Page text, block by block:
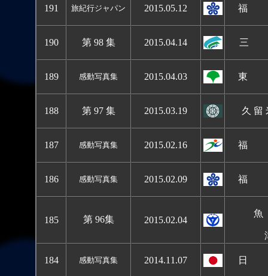
191 旅紀行ジャパン 2015.05.12 福
190 第 98 集 2015.04.14 三
189 感動写真集 2015.04.03 東
188 第 97 集 2015.03.19 久 留
187 感動写真集 2015.02.16 福
186 感動写真集 2015.02.09 福
185 第 96集 2015.02.04
魚
184 感動写真集 2014.11.07 日